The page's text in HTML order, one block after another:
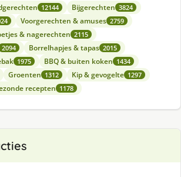
12144 Bijgerechten 3824
Voorgerechten & amuses 2759
& nagerechten 2115
2094 Borrelhapjes & tapas 2015
1975 BBQ & buiten koken 1434
Groenten 1312 Kip & gevogelte 1297
recepten 1178